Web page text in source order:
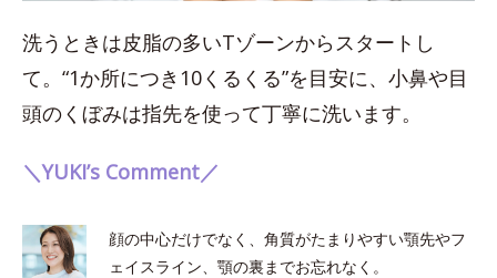
洗うときは皮脂の多いTゾーンからスタートし
て。“1か所につき10くるくる”を目安に、小鼻や目
頭のくぼみは指先を使って丁寧に洗います。
＼YUKI’s Comment／
顔の中心だけでなく、角質がたまりやすい顎先やフ
ェイスライン、顎の裏までお忘れなく。